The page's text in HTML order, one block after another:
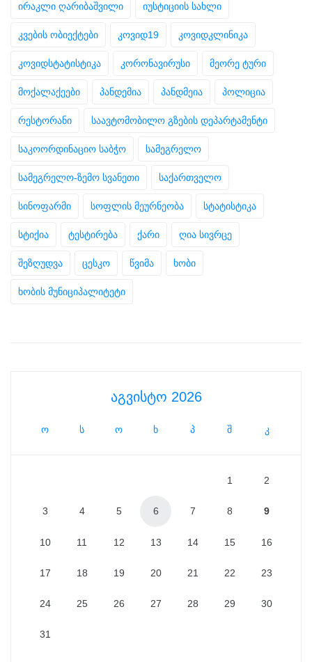
ირაკლი ღარიბაშვილი იუსტიციის სახლი
კვების ობიექტები კოვიდ19 კოვიდკლინიკა
კოვიდსტატისტიკა კორონავირუსი მეორე ტური
მოქალაქეები პანდემია პანდმეია პოლიცია
რესტორანი საავტომობილო გზების დეპარტამენტი
საკოორდინაციო საბჭო სამეგრელო
სამეგრელო-ზემო სვანეთი საქართველო
სინოფარმი სოფლის მეურნეობა სტატისტიკა
სტიქია ტესტირება ქარი ღია სივრცე
შეზღუდვა ცესკო წვიმა ხობი
ხობის მუნიციპალიტეტი
აგვისტო 2026
ო ს ო ხ პ შ კ
1 2
3 4 5 6 7 8 9
10 11 12 13 14 15 16
17 18 19 20 21 22 23
24 25 26 27 28 29 30
31